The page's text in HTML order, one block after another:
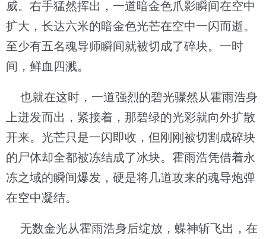
威。右手猛然挥出，一道暗金色爪影瞬间在空中
扩大，长达六米的暗金色光芒在空中一闪而逝。
至少有五名魂导师瞬间就被切成了碎块。一时
间，鲜血四溅。
也就在这时，一道强烈的碧光骤然从霍雨浩身
上迸发而出，紧接着，那碧绿的光彩就向外扩散
开来。光芒只是一闪即收，但刚刚被切割成碎块
的尸体却全都被冻结成了冰块。霍雨浩凭借着永
冻之域的瞬间爆发，硬是将几道攻来的魂导炮弹
在空中凝结。
无数金光从霍雨浩身后绽放，蝶神斩飞出，在